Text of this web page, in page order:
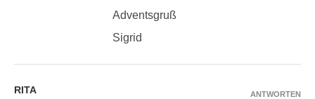
Adventsgruß
Sigrid
RITA ANTWORTEN